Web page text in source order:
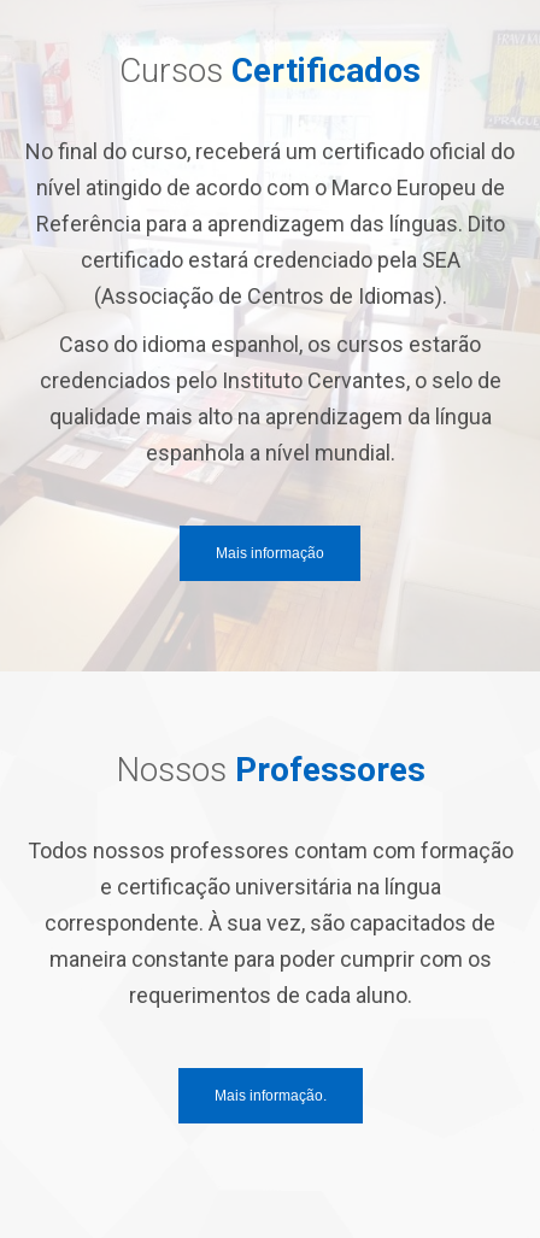
Cursos Certificados
No final do curso, receberá um certificado oficial do
nível atingido de acordo com o Marco Europeu de
Referência para a aprendizagem das línguas. Dito
certificado estará credenciado pela SEA
(Associação de Centros de Idiomas).
Caso do idioma espanhol, os cursos estarão
credenciados pelo Instituto Cervantes, o selo de
qualidade mais alto na aprendizagem da língua
espanhola a nível mundial.
Mais informação
Nossos Professores
Todos nossos professores contam com formação
e certificação universitária na língua
correspondente. À sua vez, são capacitados de
maneira constante para poder cumprir com os
requerimentos de cada aluno.
Mais informação.